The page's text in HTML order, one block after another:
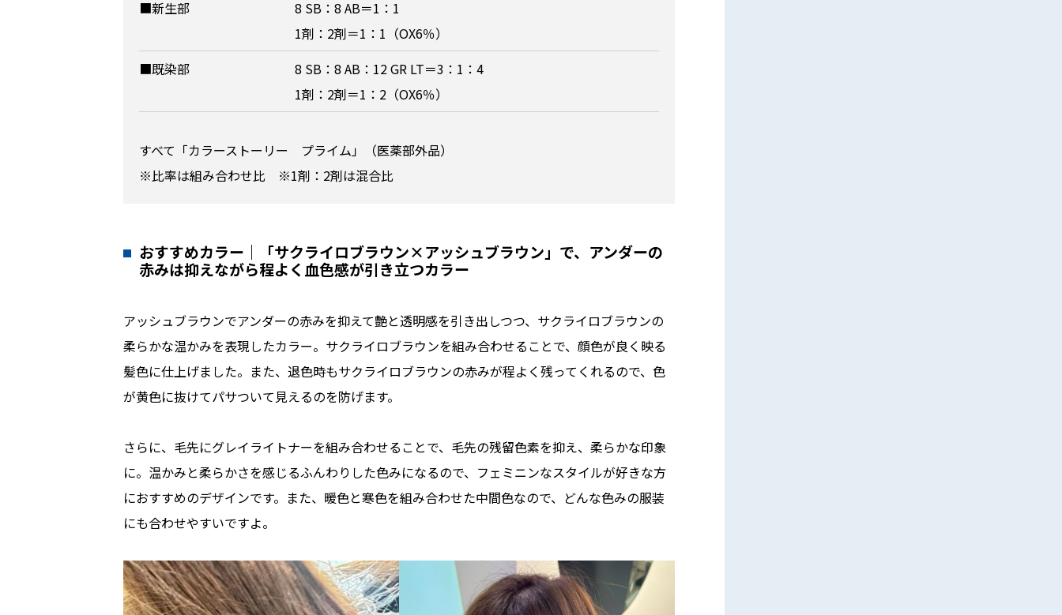
■新生部
8 SB：8 AB＝1：1
1剤：2剤＝1：1（OX6％）
■既染部
8 SB：8 AB：12 GR LT＝3：1：4
1剤：2剤＝1：2（OX6％）
すべて「カラーストーリー プライム」（医薬部外品）
※比率は組み合わせ比 ※1剤：2剤は混合比
おすすめカラー｜「サクライロブラウン×アッシュブラウン」で、アンダーの
赤みは抑えながら程よく血色感が引き立つカラー
アッシュブラウンでアンダーの赤みを抑えて艶と透明感を引き出しつつ、サクライロブラウンの
柔らかな温かみを表現したカラー。サクライロブラウンを組み合わせることで、顔色が良く映る
髪色に仕上げました。また、退色時もサクライロブラウンの赤みが程よく残ってくれるので、色
が黄色に抜けてパサついて見えるのを防げます。
さらに、毛先にグレイライトナーを組み合わせることで、毛先の残留色素を抑え、柔らかな印象
に。温かみと柔らかさを感じるふんわりした色みになるので、フェミニンなスタイルが好きな方
におすすめのデザインです。また、暖色と寒色を組み合わせた中間色なので、どんな色みの服装
にも合わせやすいですよ。